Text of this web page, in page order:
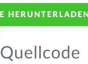
HERUNTERLADEN